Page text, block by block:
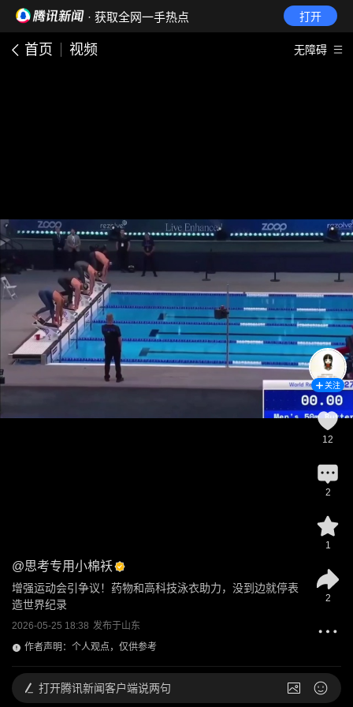
· 获取全网一手热点 打开
首页 视频 无障碍
@思考专用小棉袄
增强运动会引争议！药物和高科技泳衣助力，没到边就停表
造世界纪录
2026-05-25 18:38 发布于山东
作者声明：个人观点，仅供参考
关注
12
2
1
2
打开腾讯新闻客户端说两句